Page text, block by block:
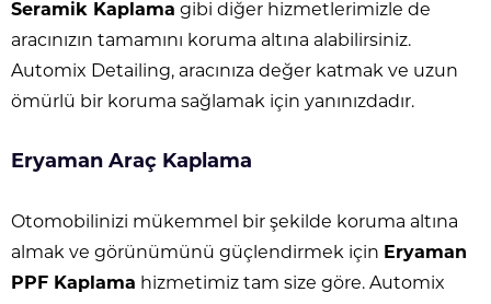
Seramik Kaplama gibi diğer hizmetlerimizle de
aracınızın tamamını koruma altına alabilirsiniz.
Automix Detailing, aracınıza değer katmak ve uzun
ömürlü bir koruma sağlamak için yanınızdadır.
Eryaman Araç Kaplama
Otomobilinizi mükemmel bir şekilde koruma altına
almak ve görünümünü güçlendirmek için Eryaman
PPF Kaplama hizmetimiz tam size göre. Automix